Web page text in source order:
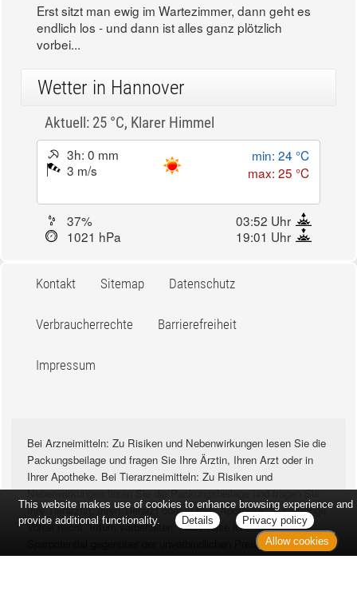
Erst sitzt man ewig im Wartezimmer, dann geht es
endlich los - und dann ist alles ganz plötzlich
vorbei...
Wetter in Hannover
Aktuell: 25 °C, Klarer Himmel
3h: 0 mm
3 m/s
min: 24 °C
max: 25 °C
37%
03:52 Uhr
1021 hPa
19:01 Uhr
Kontakt Sitemap Datenschutz
Verbraucherrechte Barrierefreiheit
Impressum
Bei Arzneimitteln: Zu Risiken und Nebenwirkungen lesen Sie die
Packungsbeilage und fragen Sie Ihre Ärztin, Ihren Arzt oder in
Ihrer Apotheke. Bei Tierarzneimitteln: Zu Risiken und
Nebenwirkungen lesen Sie die Packungsbeilage und fragen Sie
Ihre Tierärztin, Ihren Tierarzt oder in Ihrer Apotheke. Nur solange
Vorrat reicht. Irrtum vorbehalten. Alle Preise inkl. MwSt. *
Sparpotential gegenüber der unverbindlichen Preisempfehlung
des Herstellers (UVP) oder der unverbindlichen
This website makes use of cookies to enhance browsing experience and
provide additional functionality.
Details
Privacy policy
Allow cookies